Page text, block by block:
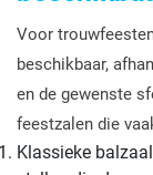
Voor
beschikbaar,
en de gewenste
feestzalen die
Klassieke